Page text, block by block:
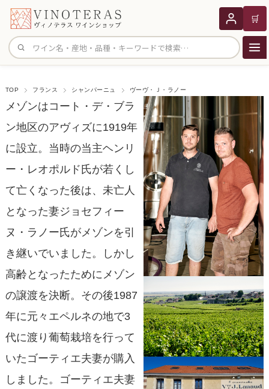
サイト内検索
🛒
TOP フランス シャンパーニュ ヴーヴ・Ｊ・ラノー
メゾンはコート・デ・ブラ
ン地区のアヴィズに1919年
に設立。当時の当主ヘンリ
ー・レオポルド氏が若くし
て亡くなった後は、未亡人
となった妻ジョセフィー
ヌ・ラノー氏がメゾンを引
き継いでいました。しかし
高齢となったためにメゾン
の譲渡を決断。その後1987
年に元々エペルネの地で3
代に渡り葡萄栽培を行って
いたゴーティエ夫妻が購入
しました。ゴーティエ夫妻